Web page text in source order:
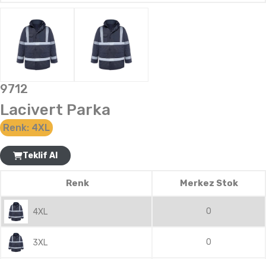
9712
Lacivert Parka
Renk: 4XL
Teklif Al
Renk Merkez Stok
4XL 0
3XL 0